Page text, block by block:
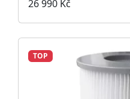
26 990 Kč
TOP